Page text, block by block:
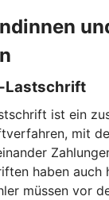
Lastschrift
ist ein
mit
haben auch
müssen vor